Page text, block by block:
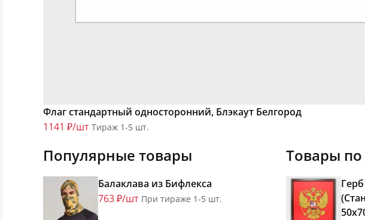
Флаг стандартный односторонний, Блэкаут Белгород
1141 ₽/шт Тираж 1-5 шт.
Популярные товары
Балаклава из Бифлекса
763 ₽/шт При тираже 1-5 шт.
Товары